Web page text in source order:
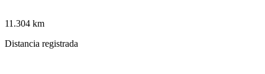
11.304 km
Distancia registrada